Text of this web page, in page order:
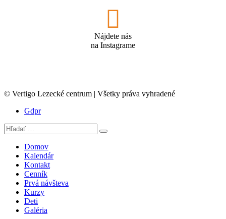
Nájdete nás
na Instagrame
© Vertigo Lezecké centrum | Všetky práva vyhradené
Gdpr
Domov
Kalendár
Kontakt
Cenník
Prvá návšteva
Kurzy
Deti
Galéria